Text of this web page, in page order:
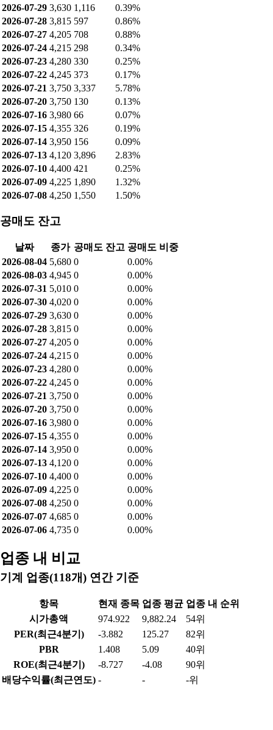
2026-07-29 3,630 1,116
0.39%
2026-07-28 3,815 597
0.86%
2026-07-27 4,205 708
0.88%
2026-07-24 4,215 298
0.34%
2026-07-23 4,280 330
0.25%
2026-07-22 4,245 373
0.17%
2026-07-21 3,750 3,337
5.78%
2026-07-20 3,750 130
0.13%
2026-07-16 3,980 66
0.07%
2026-07-15 4,355 326
0.19%
2026-07-14 3,950 156
0.09%
2026-07-13 4,120 3,896
2.83%
2026-07-10 4,400 421
0.25%
2026-07-09 4,225 1,890
1.32%
2026-07-08 4,250 1,550 1.50%
공매도 잔고
날짜 종가 공매도 잔고 공매도 비중
2026-08-04 5,680 0
0.00%
2026-08-03 4,945 0
0.00%
2026-07-31 5,010 0
0.00%
2026-07-30 4,020 0
0.00%
2026-07-29 3,630 0
0.00%
2026-07-28 3,815 0
0.00%
2026-07-27 4,205 0
0.00%
2026-07-24 4,215 0
0.00%
2026-07-23 4,280 0
0.00%
2026-07-22 4,245 0
0.00%
2026-07-21 3,750 0
0.00%
2026-07-20 3,750 0
0.00%
2026-07-16 3,980 0
0.00%
2026-07-15 4,355 0
0.00%
2026-07-14 3,950 0
0.00%
2026-07-13 4,120 0
0.00%
2026-07-10 4,400 0
0.00%
2026-07-09 4,225 0
0.00%
2026-07-08 4,250 0
0.00%
2026-07-07 4,685 0
0.00%
2026-07-06 4,735 0 0.00%
업종 내 비교
기계 업종(118개) 연간 기준
항목 현재 종목 업종 평균 업종 내 순위
시가총액
974.922 9,882.24
54위
PER(최근4분기)
-3.882 125.27
82위
PBR
1.408 5.09
40위
ROE(최근4분기)
-8.727 -4.08
90위
배당수익률(최근연도) - -
-위